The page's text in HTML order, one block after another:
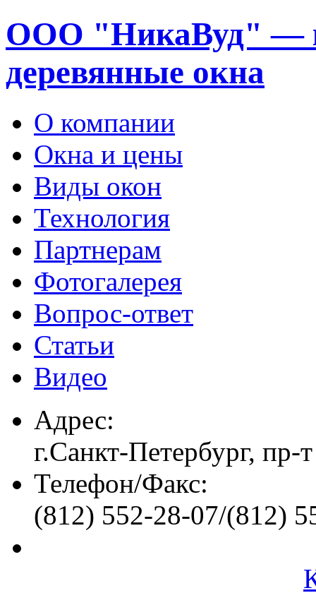
ООО "НикаВуд" —
деревянные окна
О компании
Окна и цены
Виды окон
Технология
Партнерам
Фотогалерея
Вопрос-ответ
Статьи
Видео
Адрес:
г.Санкт-Петербург, пр-
Телефон/Факс:
(812) 552-28-07/(812)